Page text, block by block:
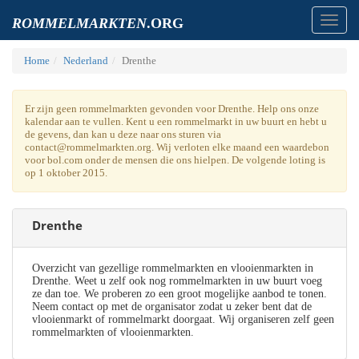
ROMMELMARKTEN.ORG
Home Nederland Drenthe
Er zijn geen rommelmarkten gevonden voor Drenthe. Help ons onze
kalendar aan te vullen. Kent u een rommelmarkt in uw buurt en hebt u
de gevens, dan kan u deze naar ons sturen via
contact@rommelmarkten.org. Wij verloten elke maand een waardebon
voor bol.com onder de mensen die ons hielpen. De volgende loting is
op 1 oktober 2015.
Drenthe
Overzicht van gezellige rommelmarkten en vlooienmarkten in
Drenthe. Weet u zelf ook nog rommelmarkten in uw buurt voeg
ze dan toe. We proberen zo een groot mogelijke aanbod te tonen.
Neem contact op met de organisator zodat u zeker bent dat de
vlooienmarkt of rommelmarkt doorgaat. Wij organiseren zelf geen
rommelmarkten of vlooienmarkten.